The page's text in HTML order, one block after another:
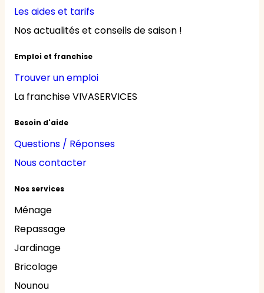
Les aides et tarifs
Nos actualités et conseils de saison !
Emploi et franchise
Trouver un emploi
La franchise VIVASERVICES
Besoin d'aide
Questions / Réponses
Nous contacter
Nos services
Ménage
Repassage
Jardinage
Bricolage
Nounou